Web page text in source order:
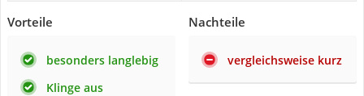
Vorteile
besonders langlebig
Klinge aus
Nachteile
vergleichsweise kurz